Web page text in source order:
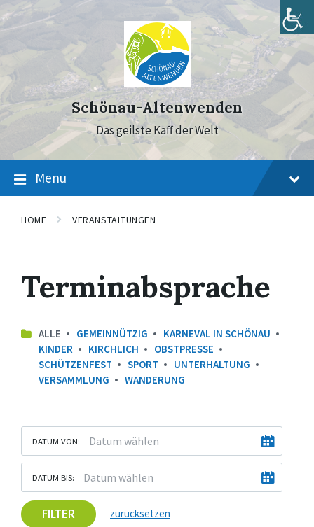
to
content
to
main
navigation
to
footer
Schönau-Altenwenden
Das geilste Kaff der Welt
Menu
HOME VERANSTALTUNGEN
Terminabsprache
ALLE GEMEINNÜTZIG
KARNEVAL IN SCHÖNAU
KINDER
KIRCHLICH
OBSTPRESSE
SCHÜTZENFEST
SPORT
UNTERHALTUNG
VERSAMMLUNG
WANDERUNG
DATUM VON:
DATUM BIS:
FILTER zurücksetzen